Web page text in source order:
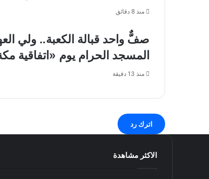
ويحذر
"عودة
أقوى"
منذ 8 دقائق
صفٌّ واحد قبالة الكعبة.. ولي
المسجد الحرام يوم «اتفاقية
منذ 13 دقيقة
اترك رد
الاكثر مشاهدة